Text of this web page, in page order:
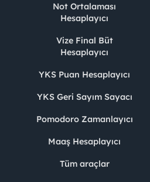
Not Ortalaması
Hesaplayıcı
Vize Final Büt
Hesaplayıcı
YKS Puan Hesaplayıcı
YKS Geri Sayım Sayacı
Pomodoro Zamanlayıcı
Maaş Hesaplayıcı
Tüm araçlar